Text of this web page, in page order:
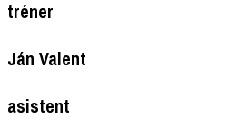
tréner
Ján Valent
asistent